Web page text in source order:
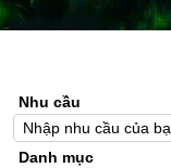
Nhu cầu
Danh mục